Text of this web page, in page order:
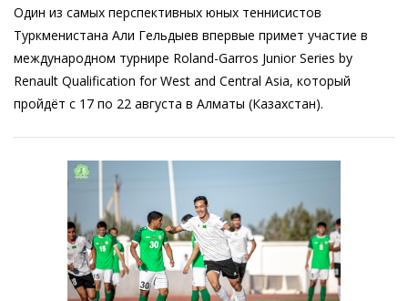
Один из самых перспективных юных теннисистов
Туркменистана Али Гельдыев впервые примет участие в
международном турнире Roland-Garros Junior Series by
Renault Qualification for West and Central Asia, который
пройдёт с 17 по 22 августа в Алматы (Казахстан).